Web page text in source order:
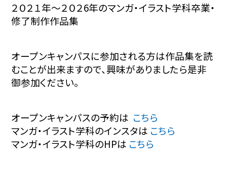
２０２１年～２０２6年のマンガ・イラスト学科卒業・
修了制作作品集
オープンキャンパスに参加される方は作品集を読
むことが出来ますので、興味がありましたら是非
御参加ください。
オープンキャンパスの予約は こちら
マンガ・イラスト学科のインスタは こちら
マンガ・イラスト学科のHPは こちら